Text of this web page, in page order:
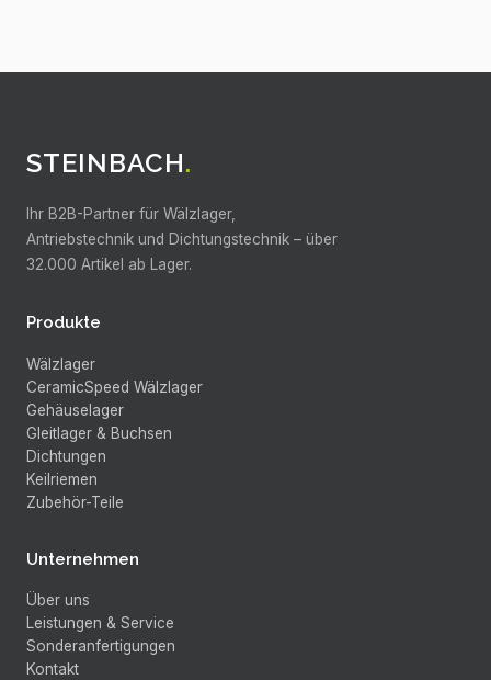
STEINBACH.
Ihr B2B-Partner für Wälzlager,
Antriebstechnik und Dichtungstechnik – über
32.000 Artikel ab Lager.
Produkte
Wälzlager
CeramicSpeed Wälzlager
Gehäuselager
Gleitlager & Buchsen
Dichtungen
Keilriemen
Zubehör-Teile
Unternehmen
Über uns
Leistungen & Service
Sonderanfertigungen
Kontakt